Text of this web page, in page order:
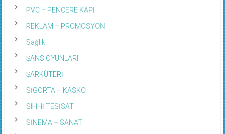
PVC – PENCERE KAPI
REKLAM – PROMOSYON
Sağlık
ŞANS OYUNLARI
ŞARKÜTERİ
SİGORTA – KASKO
SIHHİ TESİSAT
SİNEMA – SANAT